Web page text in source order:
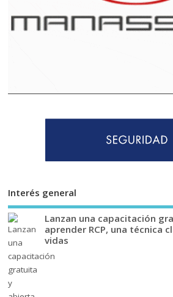
Interés general
Lanzan una capacitación
aprender RCP, una técnica
vidas